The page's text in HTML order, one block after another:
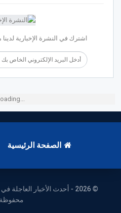
اشترك في النشرة الإخبارية
الصفحة الرئيسية
© 2026 - أحدث الأخبار